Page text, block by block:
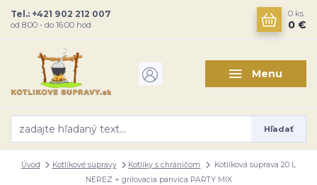
Menu
Hľadať
Tel.: +421 902 212 007
od 8:00 - do 16:00 hod
0 ks
0 €
Úvod Kotlíkové súpravy Kotlíky s chráničom
Kotlíková súprava 20 L
NEREZ + grilovacia panvica PARTY MIX